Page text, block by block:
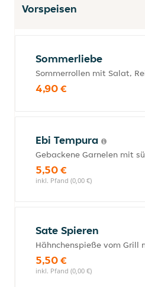
Vorspeisen
Sommerliebe
Sommerrollen mit Salat,
4,90 €
Ebi Tempura
Gebackene Garnelen mit
5,50 €
inkl. Pfand (0,00 €)
Sate Spieren
Hähnchenspieße vom Grill
5,50 €
inkl. Pfand (0,00 €)